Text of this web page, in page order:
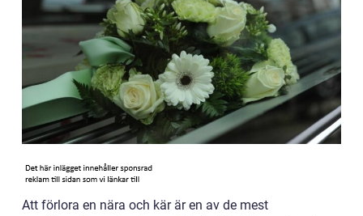
Att förlora en nära och kär är en av de mest